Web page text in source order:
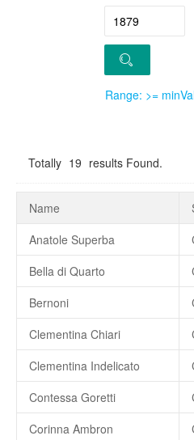
Range: >=
Totally 19 results Found.
Name
Anatole Superba
Bella di Quarto
Bernoni
Clementina Chiari
Clementina Indelicato
Contessa Goretti
Corinna Ambron